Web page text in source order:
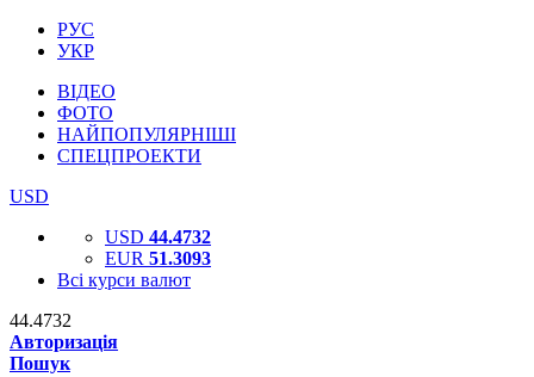
РУС
УКР
ВІДЕО
ФОТО
НАЙПОПУЛЯРНІШІ
СПЕЦПРОЕКТИ
USD
USD 44.4732
EUR 51.3093
Всі курси валют
44.4732
Авторизація
Пошук